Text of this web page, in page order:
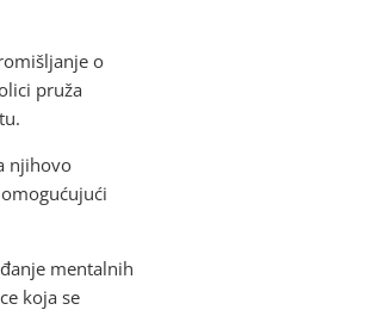
o
pruža
njihovo
mentalnih
koja se